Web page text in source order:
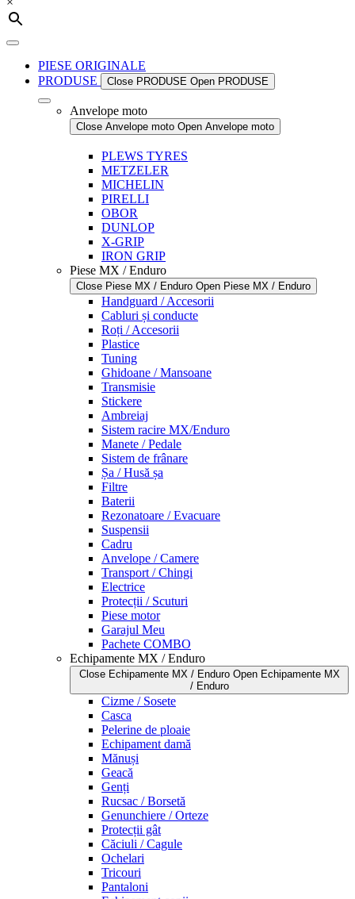
PIESE ORIGINALE
PRODUSE
Close PRODUSE Open PRODUSE
Anvelope moto
Close Anvelope moto Open Anvelope moto
PLEWS TYRES
METZELER
MICHELIN
PIRELLI
OBOR
DUNLOP
X-GRIP
IRON GRIP
Piese MX / Enduro
Close Piese MX / Enduro Open Piese MX / Enduro
Handguard / Accesorii
Cabluri și conducte
Roți / Accesorii
Plastice
Tuning
Ghidoane / Mansoane
Transmisie
Stickere
Ambreiaj
Sistem racire MX/Enduro
Manete / Pedale
Sistem de frânare
Șa / Husă șa
Filtre
Baterii
Rezonatoare / Evacuare
Suspensii
Cadru
Anvelope / Camere
Transport / Chingi
Electrice
Protecții / Scuturi
Piese motor
Garajul Meu
Pachete COMBO
Echipamente MX / Enduro
Close Echipamente MX / Enduro Open Echipamente MX
/ Enduro
Cizme / Sosete
Casca
Pelerine de ploaie
Echipament damă
Mănuși
Geacă
Genți
Rucsac / Borsetă
Genunchiere / Orteze
Protecții gât
Căciuli / Cagule
Ochelari
Tricouri
Pantaloni